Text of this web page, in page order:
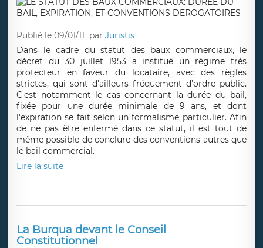
Publié le 09/01/11 parJuristis
Dans le cadre du statut des baux commerciaux, le
décret du 30 juillet 1953 a institué un régime très
protecteur en faveur du locataire, avec des règles
strictes, qui sont d'ailleurs fréquement d'ordre public.
C'est notamment le cas concernant la durée du bail,
fixée pour une durée minimale de 9 ans, et dont
l'expiration se fait selon un formalisme particulier. Afin
de ne pas être enfermé dans ce statut, il est tout de
même possible de conclure des conventions autres que
le bail commercial.
Lire la suite
La Burqua devant le Conseil
Constitutionnel